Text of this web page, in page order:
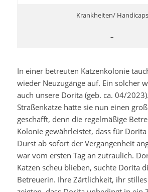
Krankheiten/ Handicaps
–
In einer betreuten Katzenkolonie
wieder Neuzugänge auf. Ein solcher
auch unsere Dorita (geb. ca. 04/
Straßenkatze hatte sie nun einen
geschafft, denn die regelmäßige
Kolonie gewährleistet, dass für
Durst ab sofort der Vergangenheit
war vom ersten Tag an zutraulich.
Katzen scheu blieben, suchte Dorita
Betreuerin. Ihre Zärtlichkeit, ihr